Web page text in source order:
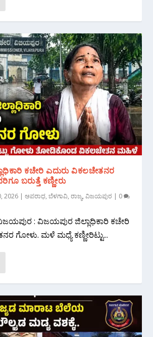
ಕಚೇರಿ ಎದುರು ವಿಕಲಚೇತನರ
ಬರುತ್ತೆ ಕಣ್ಣೀರು
2026 |ಅಪರಾಧ,ಬೆಳಗಾವಿ,ರಾಜ್ಯ,ವಿಜಯಪುರ | 0
: ವಿಜಯಪುರ ಜಿಲ್ಲಾಧಿಕಾರಿ ಕಚೇರಿ
ಗೋಳು. ಮಳೆ ಮಧ್ಯೆ ಕಣ್ಣೀರಿಟ್ಟು...